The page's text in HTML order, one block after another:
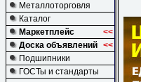
Металлоторговля
Каталог
Маркетплейс
<<
Доска объявлений <<
Подшипники
ГОСТы и стандарты